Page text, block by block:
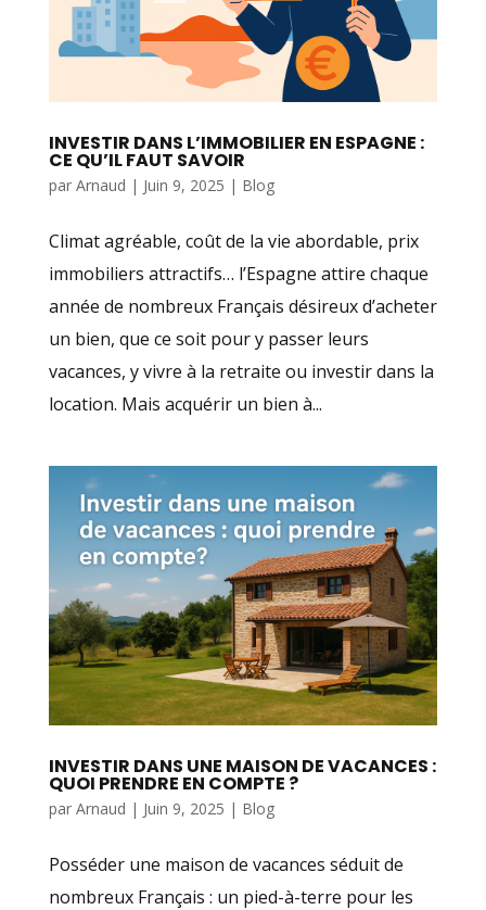
INVESTIR DANS L’IMMOBILIER EN ESPAGNE :
CE QU’IL FAUT SAVOIR
par Arnaud | Juin 9, 2025 | Blog
Climat agréable, coût de la vie abordable, prix
immobiliers attractifs… l’Espagne attire chaque
année de nombreux Français désireux d’acheter
un bien, que ce soit pour y passer leurs
vacances, y vivre à la retraite ou investir dans la
location. Mais acquérir un bien à...
INVESTIR DANS UNE MAISON DE VACANCES :
QUOI PRENDRE EN COMPTE ?
par Arnaud | Juin 9, 2025 | Blog
Posséder une maison de vacances séduit de
nombreux Français : un pied-à-terre pour les